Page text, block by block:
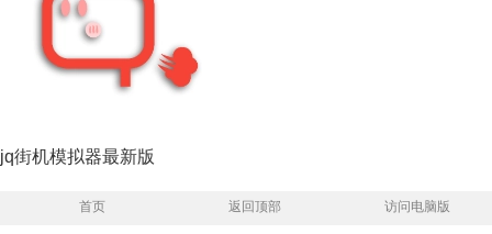
jq街机模拟器最新版
首页 返回顶部 访问电脑版